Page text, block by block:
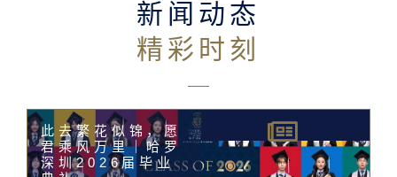
新闻动态
精彩时刻
此去繁花似锦，愿
君乘风万里｜哈罗
深圳2026届毕业